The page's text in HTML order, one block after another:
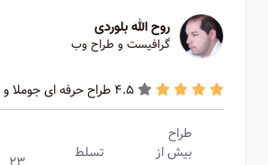
روح الله بلوردی
گرافیست و طراح وب
4.5 طراح حرفه ای جوملا و وردپرس
طراح
بیش از
تسلط